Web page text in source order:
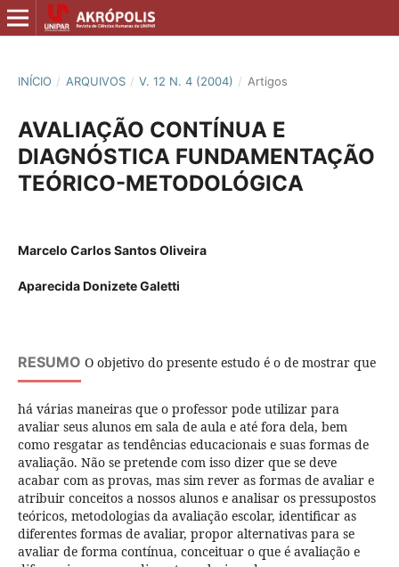
INÍCIO / ARQUIVOS / V. 12 N. 4 (2004) / Artigos
AVALIAÇÃO CONTÍNUA E
DIAGNÓSTICA FUNDAMENTAÇÃO
TEÓRICO-METODOLÓGICA
Marcelo Carlos Santos Oliveira
Aparecida Donizete Galetti
RESUMO O objetivo do presente estudo é o de mostrar que
há várias maneiras que o professor pode utilizar para
avaliar seus alunos em sala de aula e até fora dela, bem
como resgatar as tendências educacionais e suas formas de
avaliação. Não se pretende com isso dizer que se deve
acabar com as provas, mas sim rever as formas de avaliar e
atribuir conceitos a nossos alunos e analisar os pressupostos
teóricos, metodologias da avaliação escolar, identificar as
diferentes formas de avaliar, propor alternativas para se
avaliar de forma contínua, conceituar o que é avaliação e